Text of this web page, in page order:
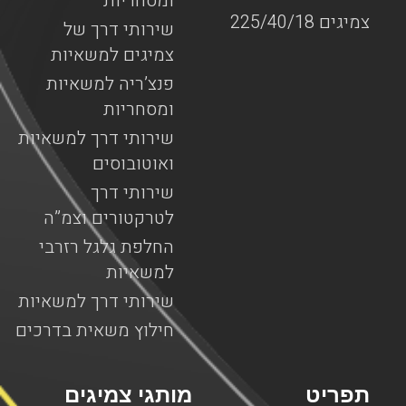
שירותי דרך של
צמיגים למשאיות
פנצ’ריה למשאיות
ומסחריות
שירותי דרך למשאיות
ואוטובוסים
שירותי דרך
לטרקטורים וצמ”ה
החלפת גלגל רזרבי
למשאיות
שירותי דרך למשאיות
חילוץ משאית בדרכים
צמיגים 225/40/18
מותגי צמיגים תפריט